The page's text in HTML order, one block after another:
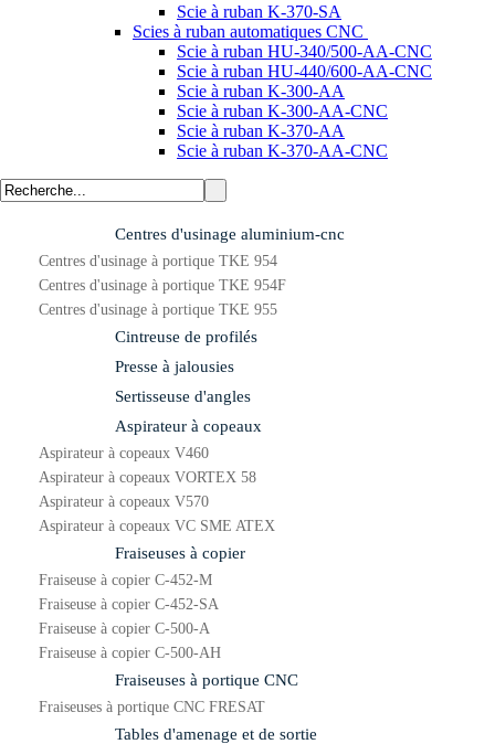
Scie à ruban K-370-SA
Scies à ruban automatiques CNC
Scie à ruban HU-340/500-AA-CNC
Scie à ruban HU-440/600-AA-CNC
Scie à ruban K-300-AA
Scie à ruban K-300-AA-CNC
Scie à ruban K-370-AA
Scie à ruban K-370-AA-CNC
Centres d'usinage aluminium-cnc
Centres d'usinage à portique TKE 954
Centres d'usinage à portique TKE 954F
Centres d'usinage à portique TKE 955
Cintreuse de profilés
Presse à jalousies
Sertisseuse d'angles
Aspirateur à copeaux
Aspirateur à copeaux V460
Aspirateur à copeaux VORTEX 58
Aspirateur à copeaux V570
Aspirateur à copeaux VC SME ATEX
Fraiseuses à copier
Fraiseuse à copier C-452-M
Fraiseuse à copier C-452-SA
Fraiseuse à copier C-500-A
Fraiseuse à copier C-500-AH
Fraiseuses à portique CNC
Fraiseuses à portique CNC FRESAT
Tables d'amenage et de sortie